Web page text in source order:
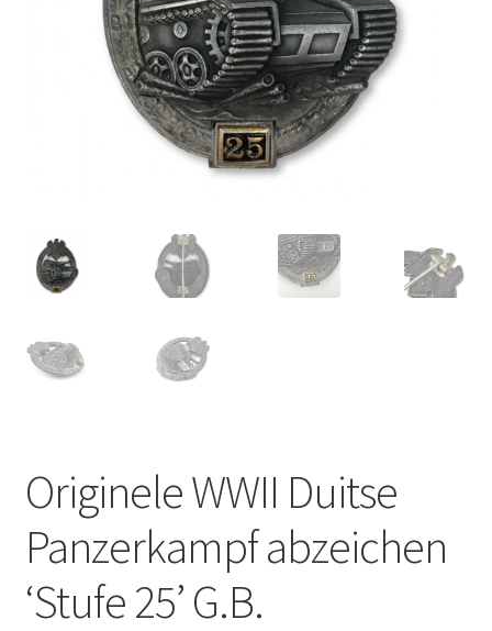
Originele WWII Duitse
Panzerkampf abzeichen
‘Stufe 25’ G.B.